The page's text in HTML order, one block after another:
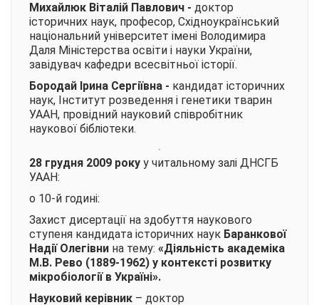
Михайлюк Віталій Павлович - доктор
історичних наук, професор, Східноукраїнський
національний університет імені Володимира
Даля Міністерства освіти і науки України,
завідувач кафедри всесвітньої історії.
Бородай Ірина Сергіївна - кандидат історичних
наук, Інститут розведення і генетики тварин
УААН, провідний науковий співробітник
наукової бібліотеки.
28 грудня 2009 року у читальному залі ДНСГБ
УААН:
о 10-й годині:
Захист дисертації на здобуття наукового
ступеня кандидата історичних наук Баранкової
Надії Олегівни на тему: «Діяльність академіка
М.В. Рево (1889-1962) у контексті розвитку
мікробіології в Україні».
Науковий керівник – доктор